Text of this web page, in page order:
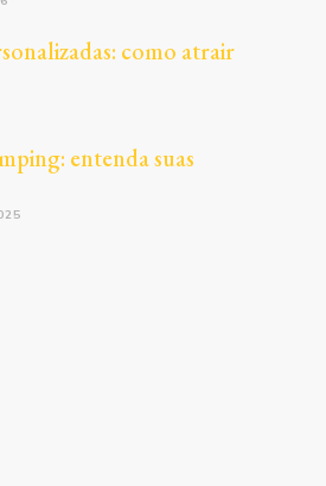
como atrair
entenda suas